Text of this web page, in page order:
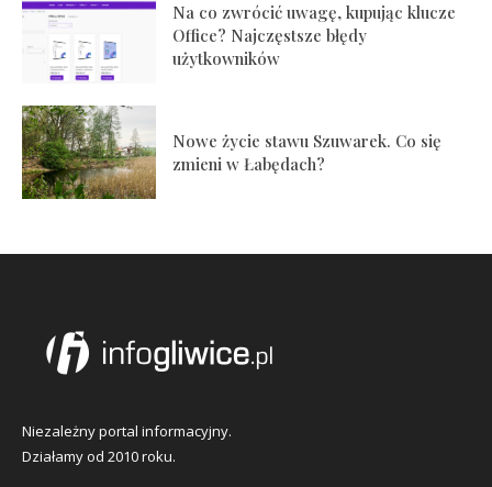
Na co zwrócić uwagę, kupując klucze
Office? Najczęstsze błędy
użytkowników
Nowe życie stawu Szuwarek. Co się
zmieni w Łabędach?
Niezależny portal informacyjny.
Działamy od 2010 roku.